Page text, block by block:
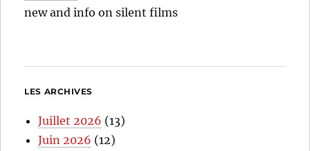
new and info on silent films
LES ARCHIVES
Juillet 2026 (13)
Juin 2026 (12)